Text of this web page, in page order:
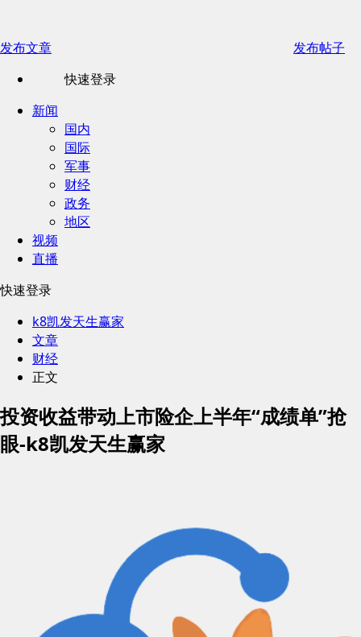
发布文章
发布帖子
快速登录
新闻
国内
国际
军事
财经
政务
地区
视频
直播
快速登录
k8凯发天生赢家
文章
财经
正文
投资收益带动上市险企上半年“成绩单”抢
眼-k8凯发天生赢家